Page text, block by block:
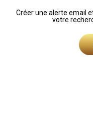
Créer une alerte email
votre